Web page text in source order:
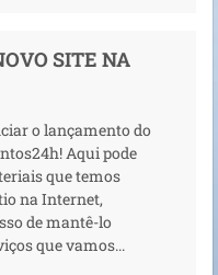
SITE NA
o lançamento do
Aqui pode
que temos
na Internet,
de mantê-lo
que vamos...